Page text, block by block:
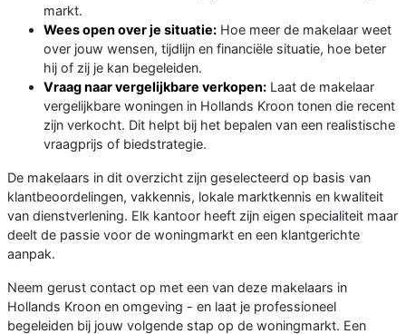
markt.
Wees open over je situatie: Hoe meer de makelaar weet
over jouw wensen, tijdlijn en financiële situatie, hoe beter
hij of zij je kan begeleiden.
Vraag naar vergelijkbare verkopen: Laat de makelaar
vergelijkbare woningen in Hollands Kroon tonen die recent
zijn verkocht. Dit helpt bij het bepalen van een realistische
vraagprijs of biedstrategie.
De makelaars in dit overzicht zijn geselecteerd op basis van
klantbeoordelingen, vakkennis, lokale marktkennis en kwaliteit
van dienstverlening. Elk kantoor heeft zijn eigen specialiteit maar
deelt de passie voor de woningmarkt en een klantgerichte
aanpak.
Neem gerust contact op met een van deze makelaars in
Hollands Kroon en omgeving - en laat je professioneel
begeleiden bij jouw volgende stap op de woningmarkt. Een